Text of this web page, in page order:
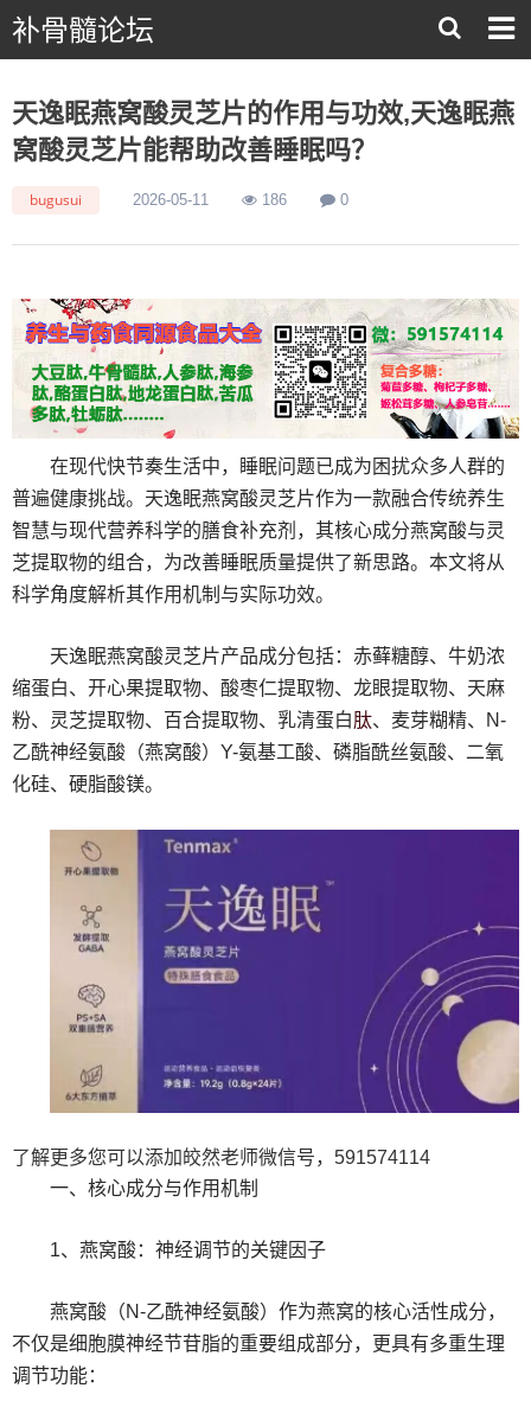
补骨髓论坛
天逸眠燕窝酸灵芝片的作用与功效,天逸眠燕
窝酸灵芝片能帮助改善睡眠吗？
bugusui 2026-05-11 186 0
在现代快节奏生活中，睡眠问题已成为困扰众多人群的
普遍健康挑战。天逸眠燕窝酸灵芝片作为一款融合传统养生
智慧与现代营养科学的膳食补充剂，其核心成分燕窝酸与灵
芝提取物的组合，为改善睡眠质量提供了新思路。本文将从
科学角度解析其作用机制与实际功效。
天逸眠燕窝酸灵芝片产品成分包括：赤藓糖醇、牛奶浓
缩蛋白、开心果提取物、酸枣仁提取物、龙眼提取物、天麻
粉、灵芝提取物、百合提取物、乳清蛋白肽、麦芽糊精、N-
乙酰神经氨酸（燕窝酸）Y-氨基工酸、磷脂酰丝氨酸、二氧
化硅、硬脂酸镁。
了解更多您可以添加皎然老师微信号，591574114
一、核心成分与作用机制
1、燕窝酸：神经调节的关键因子
燕窝酸（N-乙酰神经氨酸）作为燕窝的核心活性成分，
不仅是细胞膜神经节苷脂的重要组成部分，更具有多重生理
调节功能：